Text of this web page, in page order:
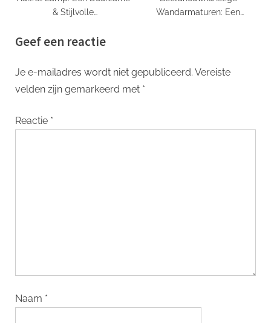
& Stijlvolle
Wandarmaturen: Een
Geef een reactie
Je e-mailadres wordt niet gepubliceerd. Vereiste
velden zijn gemarkeerd met *
Reactie *
Naam *